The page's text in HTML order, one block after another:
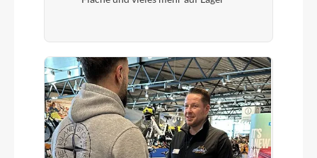
Gabel
SR SUNTOUR XCM HLO